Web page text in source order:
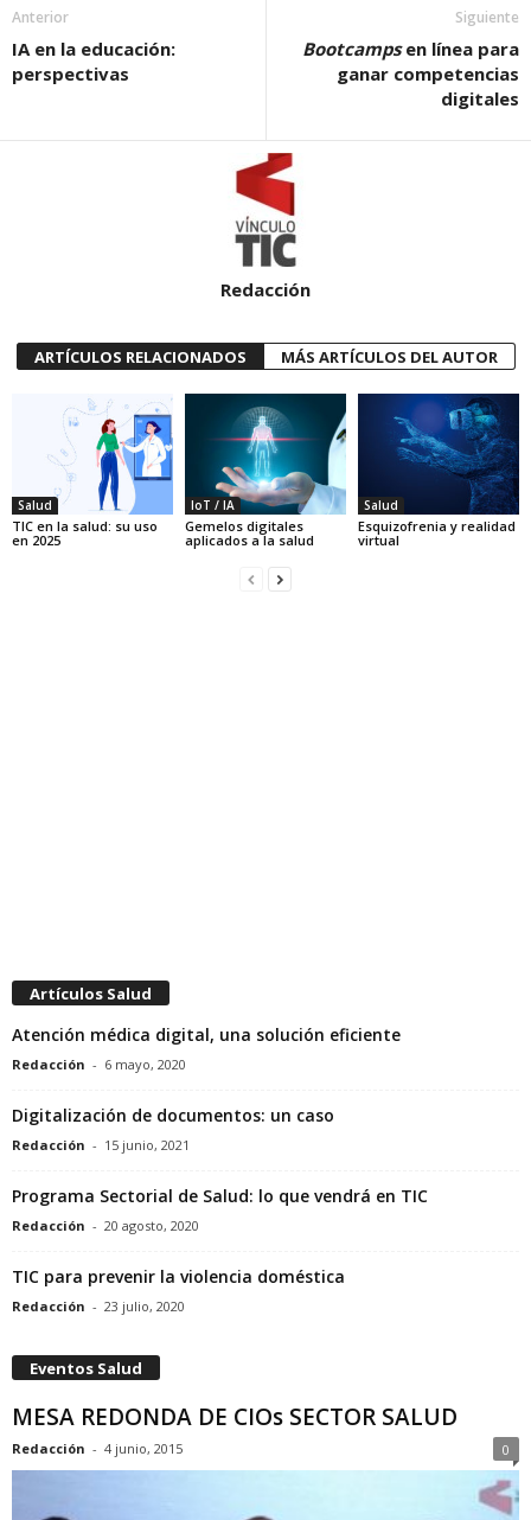
Anterior
IA en la educación:
perspectivas
Siguiente
Bootcampsen línea para
ganar competencias
digitales
Redacción
ARTÍCULOS RELACIONADOS MÁS ARTÍCULOS DEL AUTOR
Salud
TIC en la salud: su uso
en 2025
IoT / IA
Gemelos digitales
aplicados a la salud
Salud
Esquizofrenia y realidad
virtual
Artículos Salud
Atención médica digital, una solución eficiente
Redacción - 6 mayo, 2020
Digitalización de documentos: un caso
Redacción - 15 junio, 2021
Programa Sectorial de Salud: lo que vendrá en TIC
Redacción - 20 agosto, 2020
TIC para prevenir la violencia doméstica
Redacción - 23 julio, 2020
Eventos Salud
MESA REDONDA DE CIOs SECTOR SALUD
Redacción - 4 junio, 2015 0